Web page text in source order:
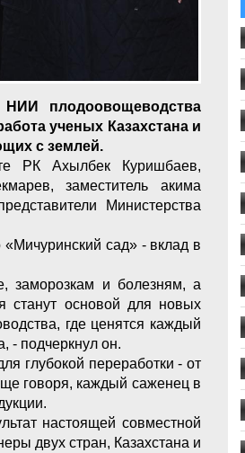
НИИ плодоовощеводства
ученых Казахстана и
с землей.
РК Ахылбек Куришбаев,
заместитель акима
Министерства
сад» - вклад в
заморозкам и болезням, а
станут основой для новых
где ценятся каждый
- подчеркнул он.
глубокой переработки - от
говоря, каждый саженец в
настоящей совместной
двух стран, Казахстана и